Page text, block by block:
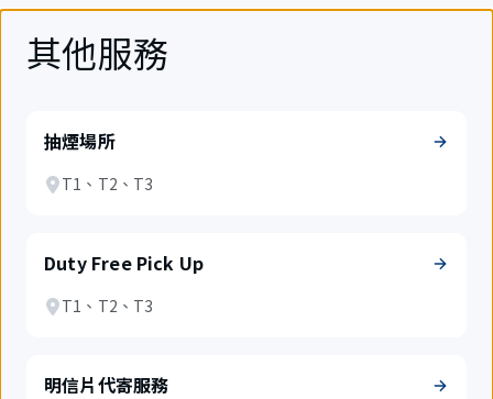
其他服務
抽煙場所
T1、T2、T3
Duty Free Pick Up
T1、T2、T3
明信片代寄服務